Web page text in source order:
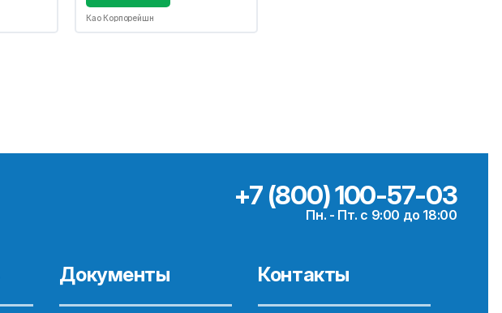
Као Корпорейшн
+7 (800) 100-57-03
Пн. - Пт. с 9:00 до 18:00
Документы Контакты